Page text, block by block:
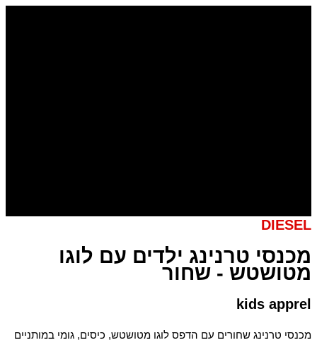
דילוג
DIESEL
מכנסי טרנינג ילדים עם לוגו
מטושטש - שחור
kids apprel
מכנסי טרנינג שחורים עם הדפס לוגו מטושטש, כיסים, גומי במותניים
כמות